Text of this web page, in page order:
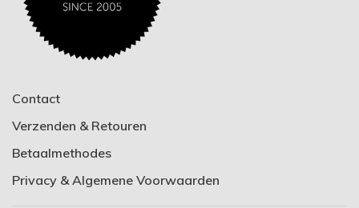
Contact
Verzenden & Retouren
Betaalmethodes
Privacy & Algemene Voorwaarden